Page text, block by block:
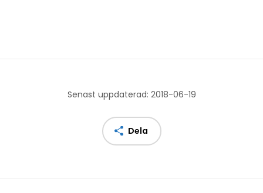
Senast uppdaterad: 2018-06-19
Dela